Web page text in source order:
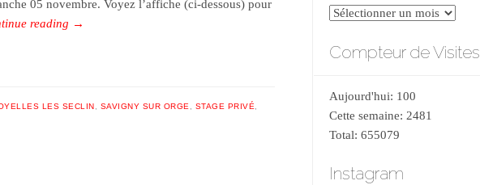
05 novembre. Voyez l’affiche (ci-dessous) pour
reading →
LES SECLIN SAVIGNY SUR ORGE STAGE PRIVÉ
Chercher
date
Compteur de Visites
Aujourd'hui: 100
Cette semaine: 2481
Total: 655079
Instagram